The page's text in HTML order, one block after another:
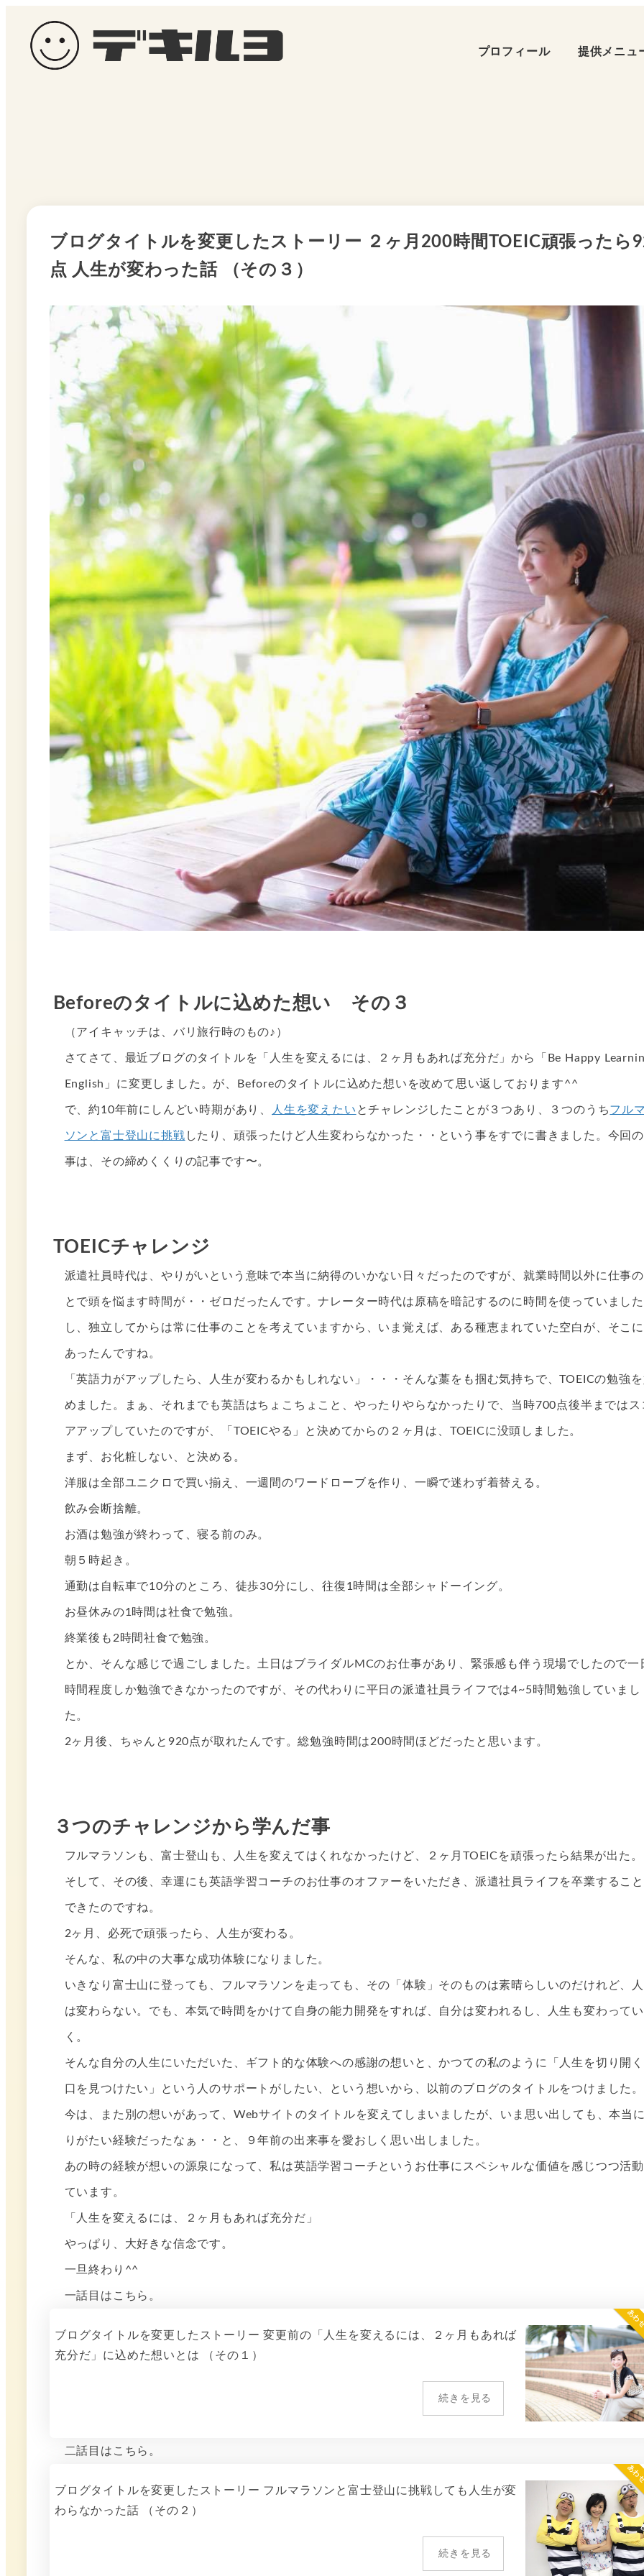
プロフィール 提供メニュ
ブログタイトルを変更したストーリー ２ヶ月200時間TOEIC頑張ったら
点 人生が変わった話 （その３）
Beforeのタイトルに込めた想い その３
（アイキャッチは、バリ旅行時のもの♪）
さてさて、最近ブログのタイトルを「人生を変えるには、２ヶ月もあれば充分だ」から「Be Happy
English」に変更しました。が、Beforeのタイトルに込めた想いを改めて思い返しております^^
で、約10年前にしんどい時期があり、 人生を変えたい とチャレンジしたことが３つあり、３つのうちフル
ソンと富士登山に挑戦 したり、頑張ったけど人生変わらなかった・・という事をすでに書きました。今回
事は、その締めくくりの記事です〜。
TOEICチャレンジ
派遣社員時代は、やりがいという意味で本当に納得のいかない日々だったのですが、就業時間以外に仕事
とで頭を悩ます時間が・・ゼロだったんです。ナレーター時代は原稿を暗記するのに時間を使っていました
し、独立してからは常に仕事のことを考えていますから、いま覚えば、ある種恵まれていた空白が、そこ
あったんですね。
「英語力がアップしたら、人生が変わるかもしれない」・・・そんな藁をも掴む気持ちで、TOEICの勉強
めました。まぁ、それまでも英語はちょこちょこと、やったりやらなかったりで、当時700点後半まではス
アアップしていたのですが、「TOEICやる」と決めてからの２ヶ月は、TOEICに没頭しました。
まず、お化粧しない、と決める。
洋服は全部ユニクロで買い揃え、一週間のワードローブを作り、一瞬で迷わず着替える。
飲み会断捨離。
お酒は勉強が終わって、寝る前のみ。
朝５時起き。
通勤は自転車で10分のところ、徒歩30分にし、往復1時間は全部シャドーイング。
お昼休みの1時間は社食で勉強。
終業後も2時間社食で勉強。
とか、そんな感じで過ごしました。土日はブライダルMCのお仕事があり、緊張感も伴う現場でしたので一
時間程度しか勉強できなかったのですが、その代わりに平日の派遣社員ライフでは4~5時間勉強していまし
た。
2ヶ月後、ちゃんと920点が取れたんです。総勉強時間は200時間ほどだったと思います。
３つのチャレンジから学んだ事
フルマラソンも、富士登山も、人生を変えてはくれなかったけど、２ヶ月TOEICを頑張ったら結果が出た。
そして、その後、幸運にも英語学習コーチのお仕事のオファーをいただき、派遣社員ライフを卒業するこ
できたのですね。
2ヶ月、必死で頑張ったら、人生が変わる。
そんな、私の中の大事な成功体験になりました。
いきなり富士山に登っても、フルマラソンを走っても、その「体験」そのものは素晴らしいのだけれど、
は変わらない。でも、本気で時間をかけて自身の能力開発をすれば、自分は変われるし、人生も変わってい
く。
そんな自分の人生にいただいた、ギフト的な体験への感謝の想いと、かつての私のように「人生を切り開
口を見つけたい」という人のサポートがしたい、という想いから、以前のブログのタイトルをつけました。
今は、また別の想いがあって、Webサイトのタイトルを変えてしまいましたが、いま思い出しても、本当
りがたい経験だったなぁ・・と、９年前の出来事を愛おしく思い出しました。
あの時の経験が想いの源泉になって、私は英語学習コーチというお仕事にスペシャルな価値を感じつつ活
ています。
「人生を変えるには、２ヶ月もあれば充分だ」
やっぱり、大好きな信念です。
一旦終わり^^
一話目はこちら。
あ
ブログタイトルを変更したストーリー 変更前の「人生を変えるには、２ヶ月もあれば
充分だ」に込めた想いとは （その１）
続きを見る
二話目はこちら。
あ
ブログタイトルを変更したストーリー フルマラソンと富士登山に挑戦しても人生が変
わらなかった話 （その２）
続きを見る